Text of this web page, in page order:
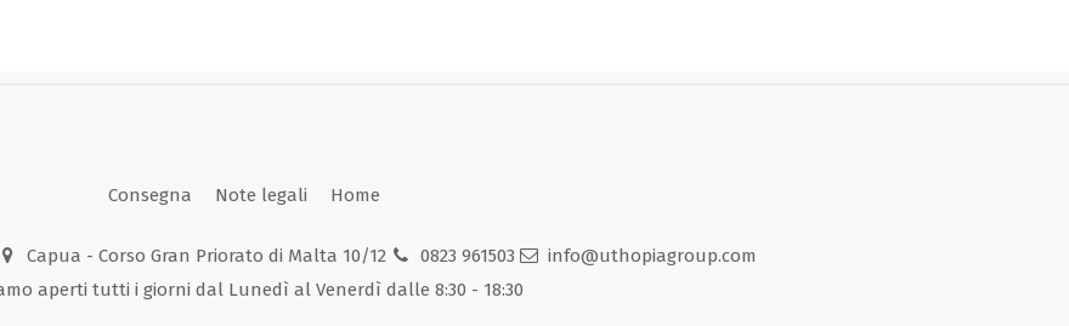
Consegna Note legali Home
Capua - Corso Gran Priorato di Malta 10/12 0823 961503
info@uthopiagroup.com
aperti tutti i giorni dal Lunedì al Venerdì dalle 8:30 - 18:30